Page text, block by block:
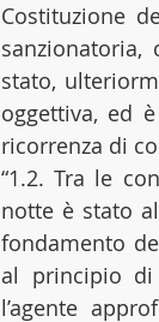
Costituzione
stato,
oggettiva, ed
ricorrenza di
“1.2. Tra le
notte è stato
fondamento
al principio di
l’agente